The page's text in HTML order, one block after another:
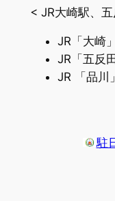
< JR大崎駅、
JR「大崎
JR「五反
JR 「品川
駐